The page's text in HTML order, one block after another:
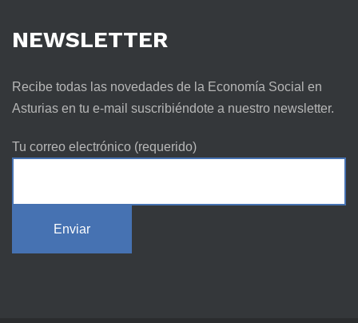
NEWSLETTER
Recibe todas las novedades de la Economía Social en
Asturias en tu e-mail suscribiéndote a nuestro newsletter.
Tu correo electrónico (requerido)